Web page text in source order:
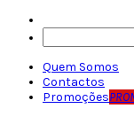
Quem Somos
Contactos
Promoções